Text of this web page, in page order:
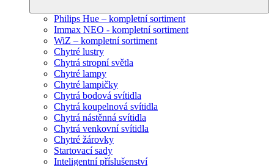
Philips Hue – kompletní sortiment
Immax NEO - kompletní sortiment
WiZ – kompletní sortiment
Chytré lustry
Chytrá stropní světla
Chytré lampy
Chytré lampičky
Chytrá bodová svítidla
Chytrá koupelnová svítidla
Chytrá nástěnná svítidla
Chytrá venkovní svítidla
Chytré žárovky
Startovací sady
Inteligentní příslušenství